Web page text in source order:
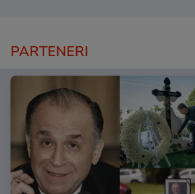
PARTENERI